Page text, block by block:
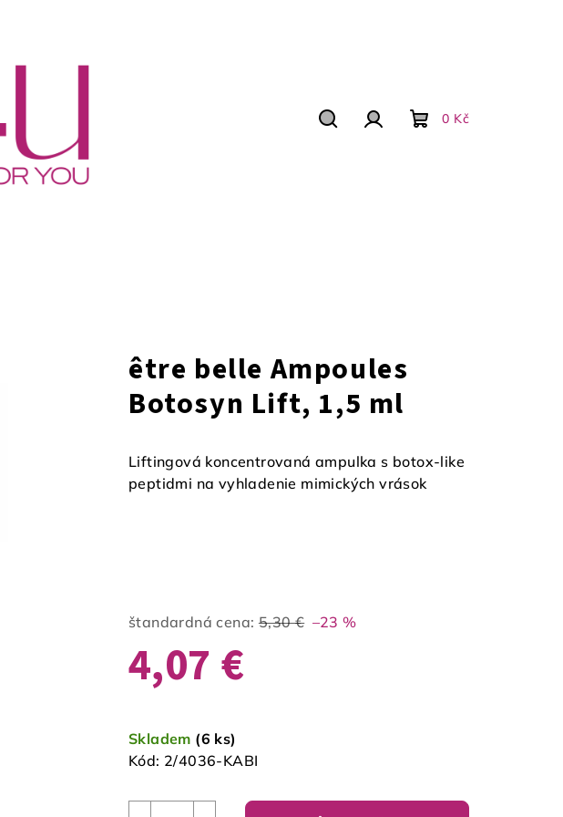
0 Kč
être belle Ampoules
Botosyn Lift, 1,5 ml
Liftingová koncentrovaná ampulka s botox-like
peptidmi na vyhladenie mimických vrások
štandardná cena: 5,30 € –23 %
4,07 €
cena:
Skladem (6 ks)
Kód: 2/4036-KABI